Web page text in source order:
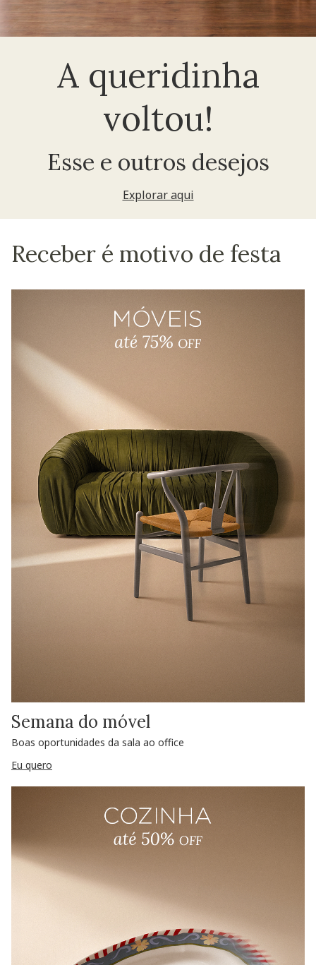
A queridinha
voltou!
Esse e outros desejos
Explorar aqui
Receber é motivo de festa
Semana do móvel
Boas oportunidades da sala ao office
Eu quero